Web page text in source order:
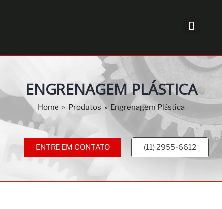
ENGRENAGEM PLÁSTICA
Home » Produtos » Engrenagem Plástica
ENTRE EM CONTATO (11) 2955-6612